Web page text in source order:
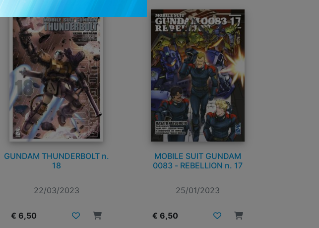
GUNDAM THUNDERBOLT n.
18
22/03/2023
€ 6,50
MOBILE SUIT GUNDAM
0083 - REBELLION n. 17
25/01/2023
€ 6,50